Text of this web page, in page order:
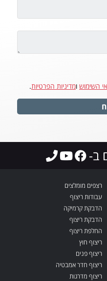
השימוש ומדיניות הפרטיות.
ב-
רצפים מומלצים
עבודות ריצוף
הדבקת קרמיקה
הדבקת ריצוף
החלפת ריצוף
ריצוף חוץ
ריצוף פנים
ריצוף חדר אמבטיה
ריצוף מדרגות